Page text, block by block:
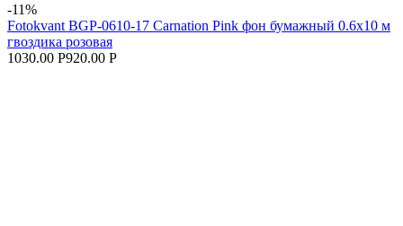
-11%
Fotokvant BGP-0610-17 Carnation Pink фон бумажный 0.6х10 м
гвоздика розовая
1030.00 Р920.00 Р